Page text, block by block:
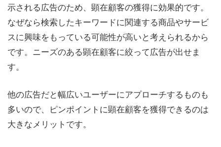
示される広告のため、顕在顧客の獲得に効果的です。
なぜなら検索したキーワードに関連する商品やサービ
スに興味をもっている可能性が高いと考えられるから
です。 ニーズのある顕在顧客に絞って広告が出せま
す。
他の広告だと幅広いユーザーにアプローチするものも
多いので、ピンポイントに顕在顧客を獲得できるのは
大きなメリットです。